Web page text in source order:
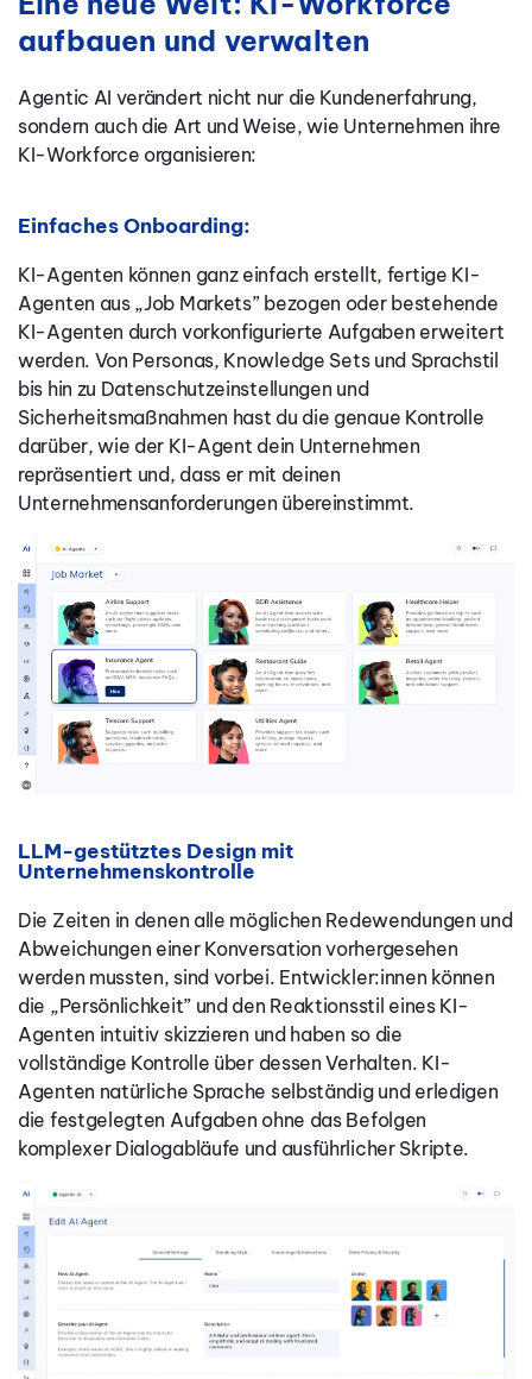
aufbauen und verwalten
Agentic AI verändert nicht nur die Kundenerfahrung,
sondern auch die Art und Weise, wie Unternehmen ihre
KI-Workforce organisieren:
Einfaches Onboarding:
KI-Agenten können ganz einfach erstellt, fertige KI-
Agenten aus „Job Markets” bezogen oder bestehende
KI-Agenten durch vorkonfigurierte Aufgaben erweitert
werden. Von Personas, Knowledge Sets und Sprachstil
bis hin zu Datenschutzeinstellungen und
Sicherheitsmaßnahmen hast du die genaue Kontrolle
darüber, wie der KI-Agent dein Unternehmen
repräsentiert und, dass er mit deinen
Unternehmensanforderungen übereinstimmt.
LLM-gestütztes Design mit
Unternehmenskontrolle
Die Zeiten in denen alle möglichen Redewendungen und
Abweichungen einer Konversation vorhergesehen
werden mussten, sind vorbei. Entwickler:innen können
die „Persönlichkeit” und den Reaktionsstil eines KI-
Agenten intuitiv skizzieren und haben so die
vollständige Kontrolle über dessen Verhalten. KI-
Agenten natürliche Sprache selbständig und erledigen
die festgelegten Aufgaben ohne das Befolgen
komplexer Dialogabläufe und ausführlicher Skripte.